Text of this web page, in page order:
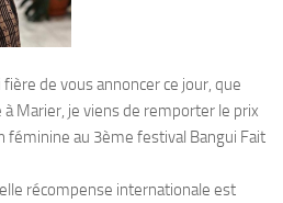
de vous annoncer ce jour, que
Marier, je viens de remporter le prix
au 3ème festival Bangui Fait
récompense internationale est